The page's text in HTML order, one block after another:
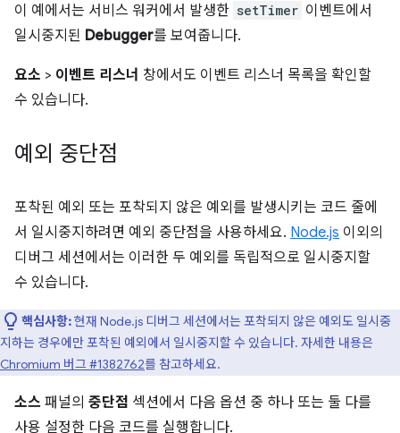
이 예에서는 서비스 워커에서 발생한 setTimer 이벤트에서
일시중지된 Debugger를 보여줍니다.
요소 > 이벤트 리스너 창에서도 이벤트 리스너 목록을 확인할
수 있습니다.
예외 중단점
포착된 예외 또는 포착되지 않은 예외를 발생시키는 코드 줄에
서 일시중지하려면 예외 중단점을 사용하세요. Node.js 이외의
디버그 세션에서는 이러한 두 예외를 독립적으로 일시중지할
수 있습니다.
핵심사항:현재 Node.js 디버그 세션에서는 포착되지 않은 예외도 일시중
지하는 경우에만 포착된 예외에서 일시중지할 수 있습니다. 자세한 내용은
Chromium 버그 #1382762를 참고하세요.
소스 패널의 중단점 섹션에서 다음 옵션 중 하나 또는 둘 다를
사용 설정한 다음 코드를 실행합니다.